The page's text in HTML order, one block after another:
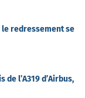
redressement se
l’A319 d’Airbus,